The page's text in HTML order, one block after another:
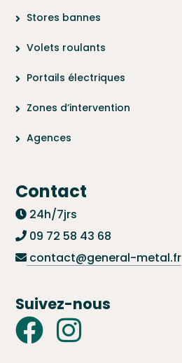
Stores bannes
Volets roulants
Portails électriques
Zones d’intervention
Agences
Contact
24h/7jrs
09 72 58 43 68
contact@general-metal.fr
Suivez-nous